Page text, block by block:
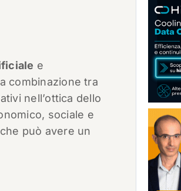
e
combinazione tra
nell’ottica dello
sociale e
può avere un